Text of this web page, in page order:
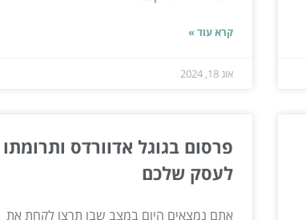
קרא עוד »
אוג 18, 2024
פרסום בגוגל אדוורדס ותרומתו
לעסק שלכם
אתם נמצאים היום במצב שבו תרצו לקחת את